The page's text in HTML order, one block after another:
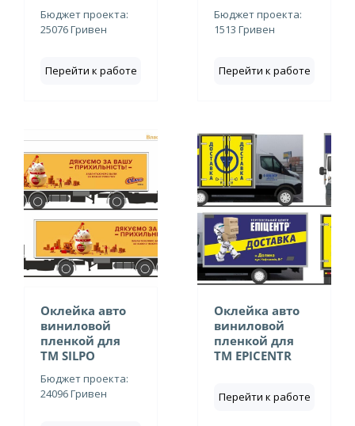
Бюджет проекта:
25076 Гривен
Перейти к работе
Бюджет проекта:
1513 Гривен
Перейти к работе
Оклейка авто
виниловой
пленкой для
ТМ SILPO
Бюджет проекта:
24096 Гривен
Оклейка авто
виниловой
пленкой для
ТМ EPICENTR
Перейти к работе